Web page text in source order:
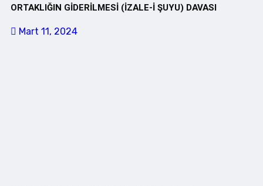
ORTAKLIĞIN GİDERİLMESİ (İZALE-İ ŞUYU) DAVASI
Mart 11, 2024